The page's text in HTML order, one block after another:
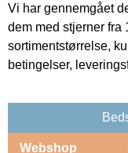
Vi har gennemgået
dem med stjerner fra
sortimentstørrelse,
betingelser,
Webshop